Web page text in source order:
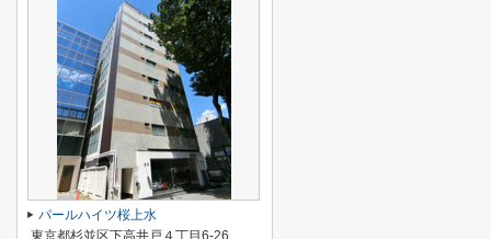
パールハイツ桜上水
東京都杉並区下高井戸４丁目6-26